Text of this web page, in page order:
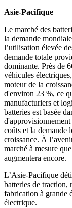
Asie-Pacifique
Le marché des
la demande
l’utilisation élevée
demande totale
dominante. Près de
véhicules
moteur de la
d'environ 23 %, ce
manufacturiers et
batteries est basée
d'approvisionnement
coûts et la demande
croissance. À
marché à mesure
augmentera encore.
L’Asie-Pacifique
batteries de traction,
fabrication à grande
électrique.